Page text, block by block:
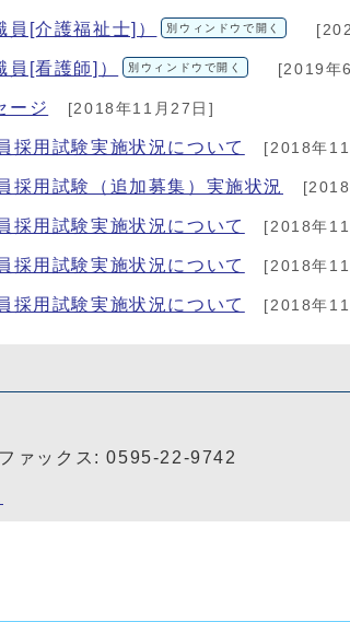
[介護福祉士]） 別ウィンドウで開く
[看護師]） 別ウィンドウで開く [2019年
ージ [2018年11月27日]
採用試験実施状況について [2018年
採用試験（追加募集）実施状況
採用試験実施状況について [2018年
採用試験実施状況について [2018年
採用試験実施状況について [2018年
ァックス: 0595-22-9742